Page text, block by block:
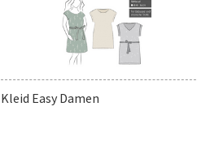
Kleid Easy Damen